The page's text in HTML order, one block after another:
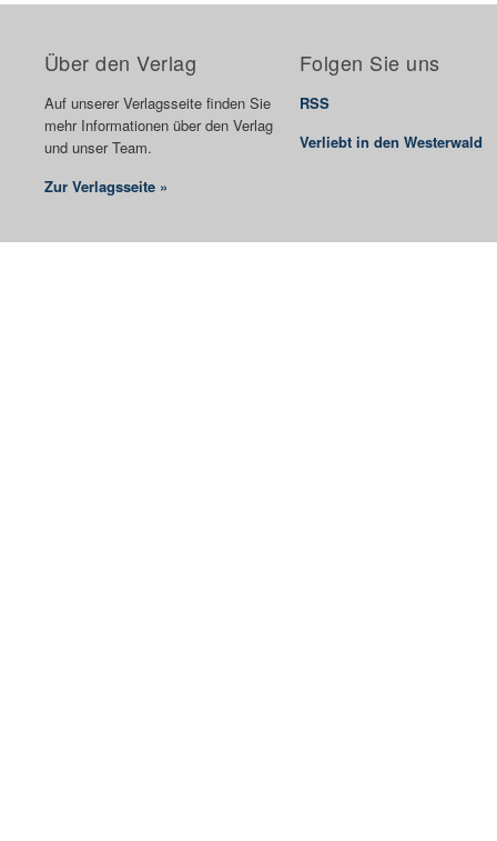
Über den Verlag
Auf unserer Verlagsseite finden Sie
mehr Informationen über den Verlag
und unser Team.
Zur Verlagsseite »
Folgen Sie uns
RSS
Verliebt in den Westerwald